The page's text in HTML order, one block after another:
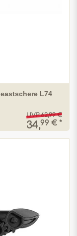
L74
UVP 62,99 €
34,99 € *